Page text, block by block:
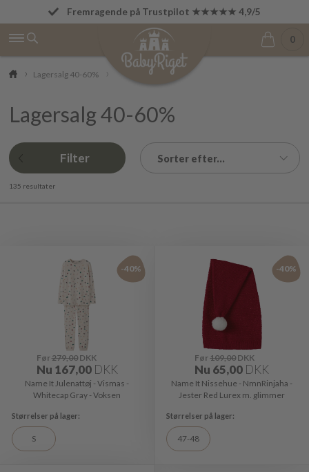
Fri fragt fra 499 kr.
Fremragende på Trustpilot ★★★★★ 4,9/5
0
Lagersalg 40-60%
Lagersalg 40-60%
Filter Sorter efter...
135 resultater
-40%
Før279,00DKK
Nu 167,00 DKK
Name It Julenattøj - Vismas -
Whitecap Gray - Voksen
S
-40%
Før109,00 DKK
Nu 65,00 DKK
Name It Nissehue - NmnRinjaha -
Jester Red Lurex m. glimmer
47-48